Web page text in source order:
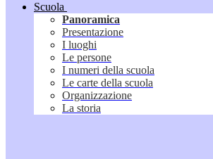
Scuola
Panoramica
Presentazione
I luoghi
Le persone
I numeri della scuola
Le carte della scuola
Organizzazione
La storia